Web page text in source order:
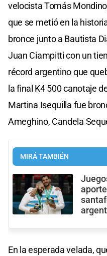
velocista Tomás
que se metió en la
bronce junto a Bautista
Juan Ciampitti con un
récord argentino que
la final K4 500 canotaje
Martina Isequilla fue
Ameghino, Candela
MIRÁ TAMBIÉN
En la esperada velada,